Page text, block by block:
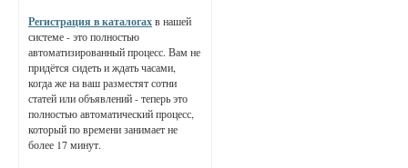
Регистрация в каталогахв нашей
системе - это полностью
автоматизированный процесс. Вам не
придётся сидеть и ждать часами,
когда же на ваш разместят сотни
статей или объявлений - теперь это
полностью автоматический процесс,
который по времени занимает не
более 17 минут.